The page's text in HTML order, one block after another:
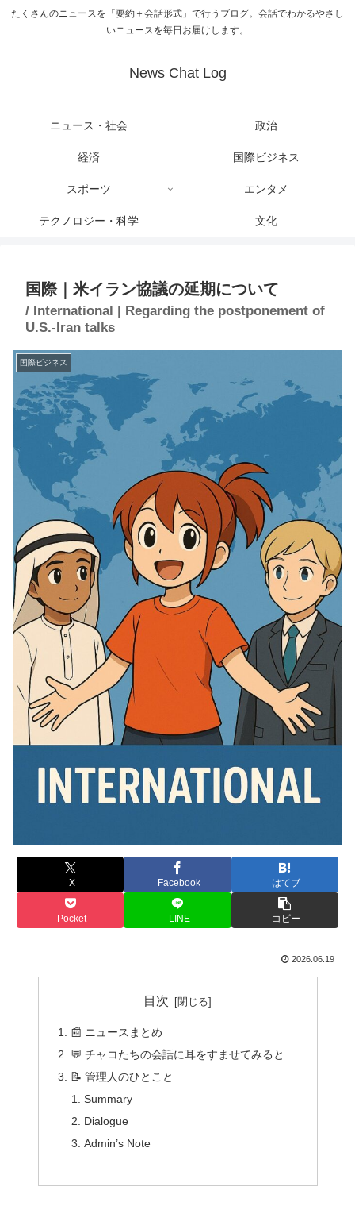
たくさんのニュースを「要約＋会話形式」で行うブログ。会話でわかるやさし
いニュースを毎日お届けします。
News Chat Log
ニュース・社会 政治
経済 国際ビジネス
スポーツ エンタメ
テクノロジー・科学 文化
国際｜米イラン協議の延期について
/ International | Regarding the postponement of
U.S.-Iran talks
国際ビジネス
X Facebook はてブ
Pocket LINE コピー
2026.06.19
目次
📰 ニュースまとめ
💬 チャコたちの会話に耳をすませてみると…
📝 管理人のひとこと
Summary
Dialogue
Admin’s Note